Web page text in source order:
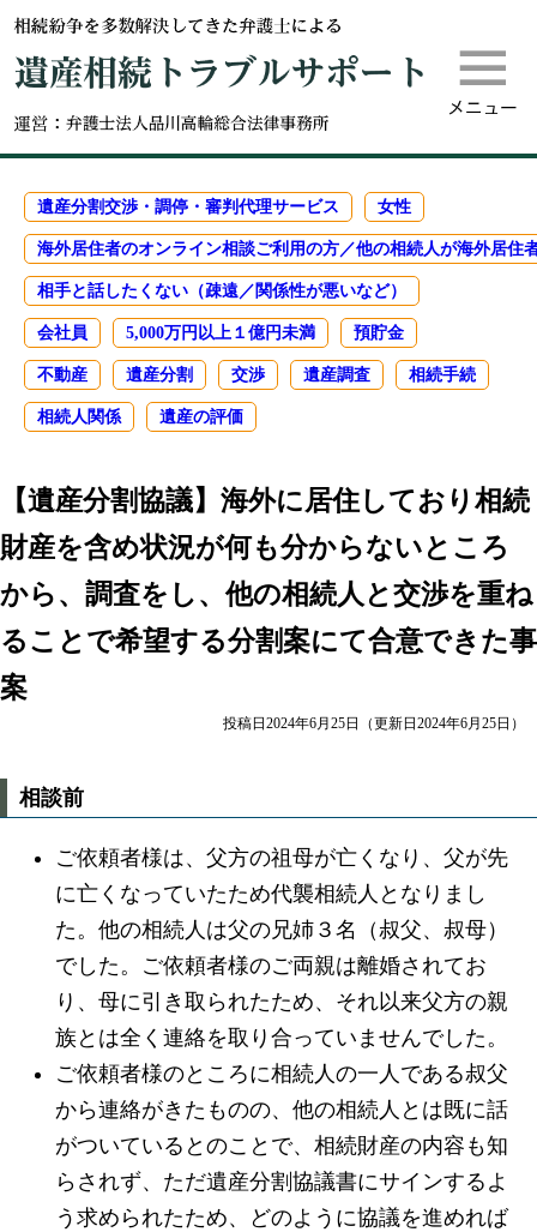
遺産相続
遺産分割交渉・調停・審判代理サービス 女性
海外居住者のオンライン相談ご利用の方／他の相続人が海外居住
相手と話したくない（疎遠／関係性が悪いなど）
会社員 5,000万円以上１億円未満 預貯金
不動産 遺産分割 交渉 遺産調査 相続手続
相続人関係 遺産の評価
【遺産分割協議】海外に居住しており相続
財産を含め状況が何も分からないところ
から、調査をし、他の相続人と交渉を重ね
ることで希望する分割案にて合意できた事
案
投稿日2024年6月25日 （更新日2024年6月25日）
相談前
ご依頼者様は、父方の祖母が亡くなり、父が先
に亡くなっていたため代襲相続人となりまし
た。他の相続人は父の兄姉３名（叔父、叔母）
でした。ご依頼者様のご両親は離婚されてお
り、母に引き取られたため、それ以来父方の親
族とは全く連絡を取り合っていませんでした。
ご依頼者様のところに相続人の一人である叔父
から連絡がきたものの、他の相続人とは既に話
がついているとのことで、相続財産の内容も知
らされず、ただ遺産分割協議書にサインするよ
う求められたため、どのように協議を進めれば